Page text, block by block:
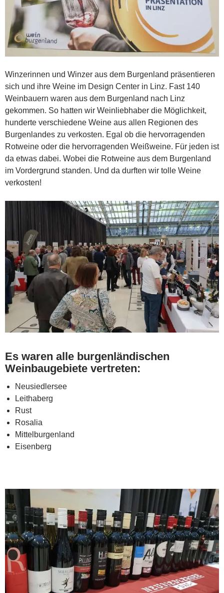
Winzerinnen und Winzer aus dem Burgenland präsentieren
sich und ihre Weine im Design Center in Linz. Fast 140
Weinbauern waren aus dem Burgenland nach Linz
gekommen. So hatten wir Weinliebhaber die Möglichkeit,
hunderte verschiedene Weine aus allen Regionen des
Burgenlandes zu verkosten. Egal ob die hervorragenden
Rotweine oder die hervorragenden Weißweine. Für jeden ist
da etwas dabei. Wobei die Rotweine aus dem Burgenland
im Vordergrund standen. Und da durften wir tolle Weine
verkosten!
Es waren alle burgenländischen
Weinbaugebiete vertreten:
Neusiedlersee
Leithaberg
Rust
Rosalia
Mittelburgenland
Eisenberg